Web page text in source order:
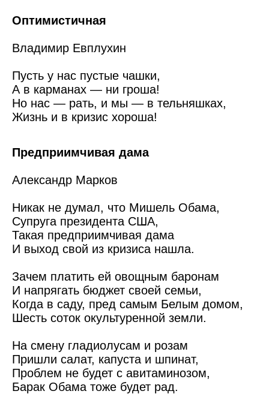
Оптимистичная
Владимир Евплухин
Пусть у нас пустые чашки,
А в карманах — ни гроша!
Но нас — рать, и мы — в тельняшках,
Жизнь и в кризис хороша!
Предприимчивая дама
Александр Марков
Никак не думал, что Мишель Обама,
Супруга президента США,
Такая предприимчивая дама
И выход свой из кризиса нашла.
Зачем платить ей овощным баронам
И напрягать бюджет своей семьи,
Когда в саду, пред самым Белым домом,
Шесть соток окультуренной земли.
На смену гладиолусам и розам
Пришли салат, капуста и шпинат,
Проблем не будет с авитаминозом,
Барак Обама тоже будет рад.